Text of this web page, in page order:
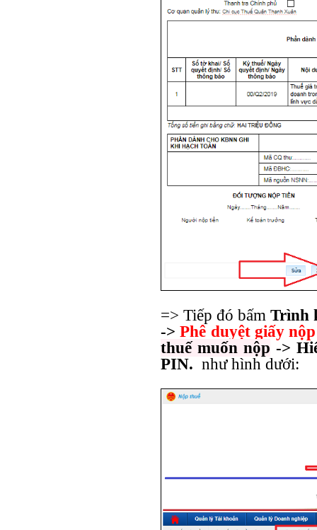
=> Tiếp đó bấm Trình
->Phê duyệt giấy
thuế muốn nộp ->
PIN. như hình dưới: